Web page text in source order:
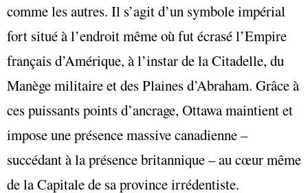
comme les autres. Il s’agit d’un symbole impérial
fort situé à l’endroit même où fut écrasé l’Empire
français d’Amérique, à l’instar de la Citadelle, du
Manège militaire et des Plaines d’Abraham. Grâce à
ces puissants points d’ancrage, Ottawa maintient et
impose une présence massive canadienne –
succédant à la présence britannique – au cœur même
de la Capitale de sa province irrédentiste.